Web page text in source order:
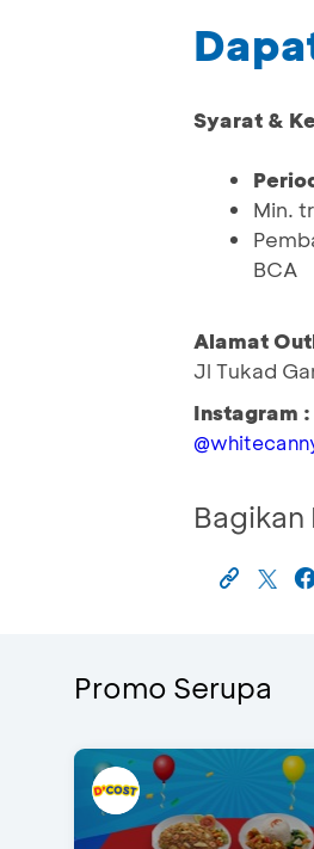
Syarat &
Min.
BCA
Alamat
Jl Tukad
Instagram :
Bagikan
Promo Serupa